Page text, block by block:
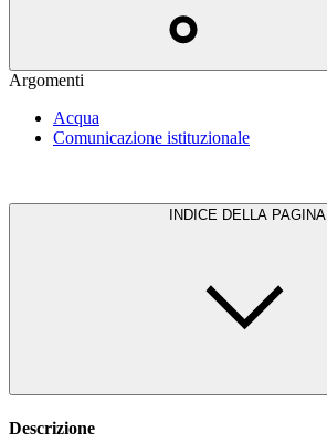
Argomenti
Acqua
Comunicazione istituzionale
INDICE DELLA PAGINA
Descrizione